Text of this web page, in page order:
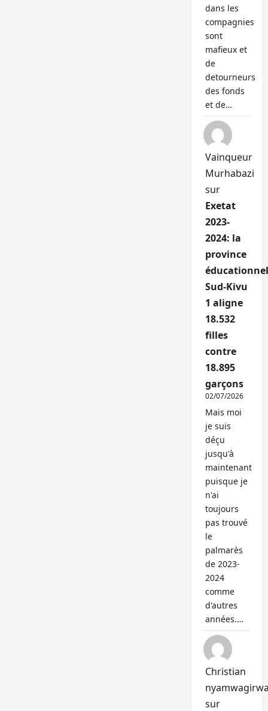
dans les
compagnies
sont
mafieux et
de
detourneurs
des fonds
et de…
Vainqueur
Murhabazi
sur
Exetat
2023-
2024: la
province
Sud-Kivu
1 aligne
18.532
filles
contre
18.895
garçons
02/07/2026
Mais moi
je suis
déçu
jusqu'à
maintenant
puisque je
n'ai
toujours
pas trouvé
le
palmarès
de 2023-
2024
comme
d'autres
années.…
Christian
sur